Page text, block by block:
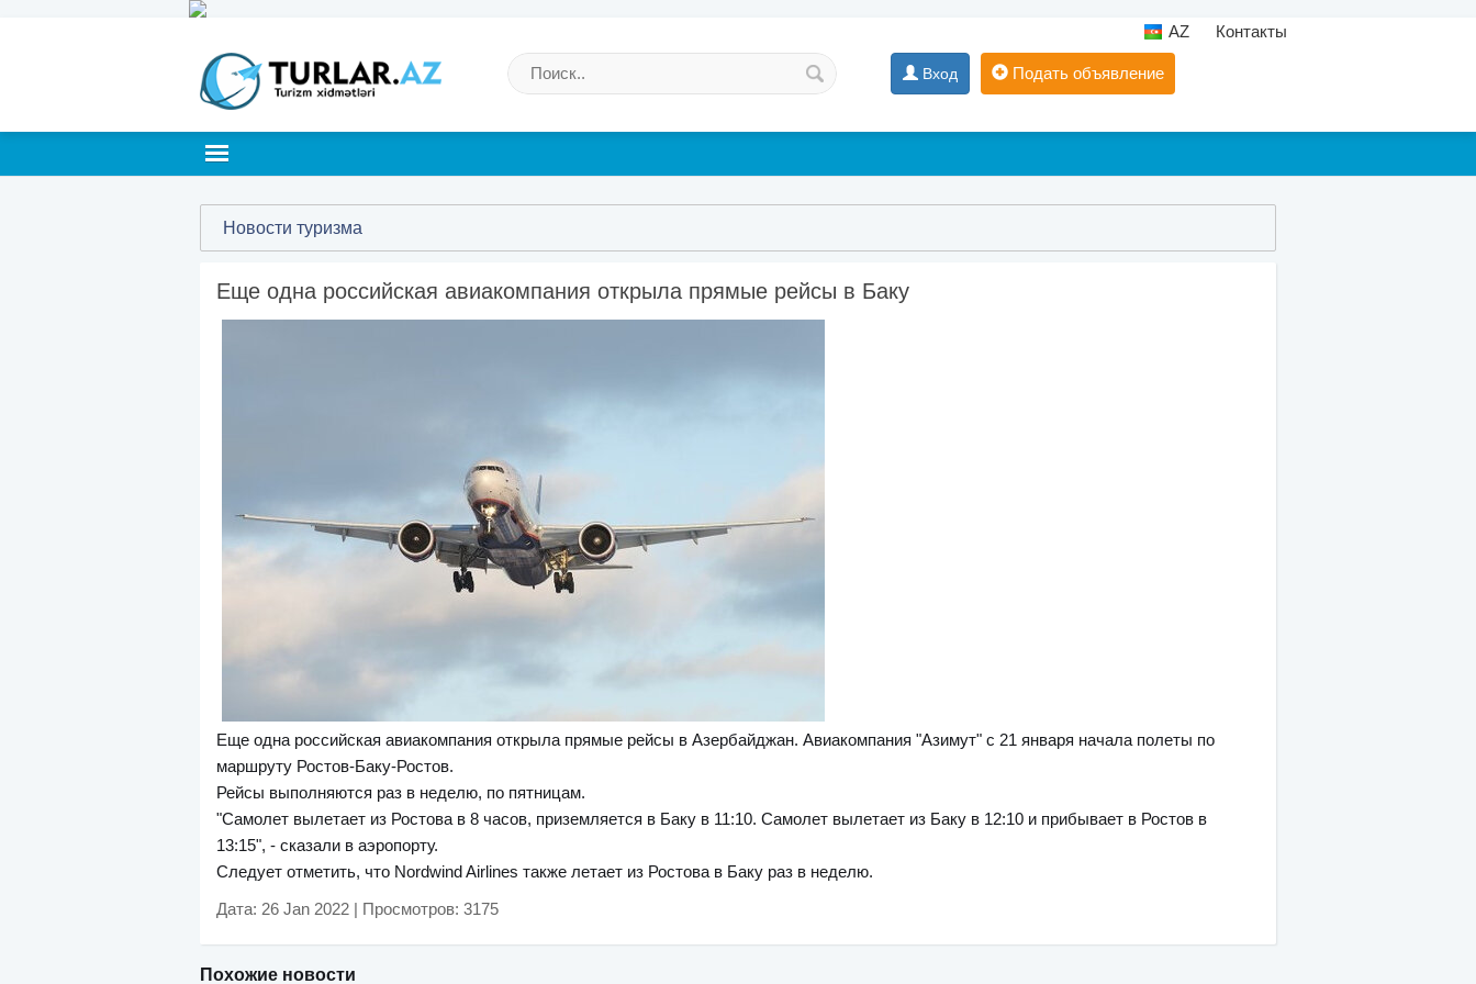
AZ Контакты
Вход Подать объявление
Новости туризма
Еще одна российская авиакомпания открыла прямые рейсы в Баку
Еще одна российская авиакомпания открыла прямые рейсы в Азербайджан. Авиакомпания "Азимут" с 21 января начала полеты по
маршруту Ростов-Баку-Ростов.
Рейсы выполняются раз в неделю, по пятницам.
"Самолет вылетает из Ростова в 8 часов, приземляется в Баку в 11:10. Самолет вылетает из Баку в 12:10 и прибывает в Ростов в
13:15", - сказали в аэропорту.
Следует отметить, что Nordwind Airlines также летает из Ростова в Баку раз в неделю.
Дата: 26 Jan 2022 | Просмотров: 3175
Похожие новости